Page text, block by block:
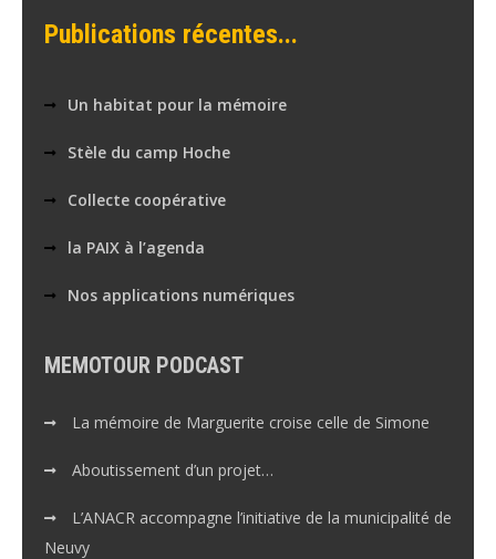
Publications récentes...
Un habitat pour la mémoire
Stèle du camp Hoche
Collecte coopérative
la PAIX à l’agenda
Nos applications numériques
MEMOTOUR PODCAST
La mémoire de Marguerite croise celle de Simone
Aboutissement d’un projet…
L’ANACR accompagne l’initiative de la municipalité de
Neuvy